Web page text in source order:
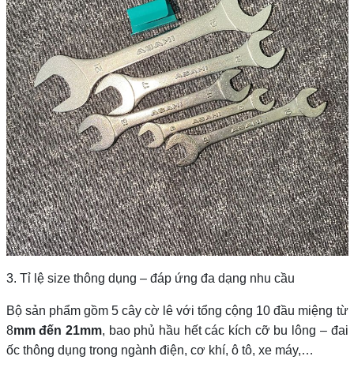
3. Tỉ lệ size thông dụng – đáp ứng đa dạng nhu cầu
Bộ sản phẩm gồm 5 cây cờ lê với tổng cộng 10 đầu miệng từ
8mm đến 21mm, bao phủ hầu hết các kích cỡ bu lông – đai
ốc thông dụng trong ngành điện, cơ khí, ô tô, xe máy,…